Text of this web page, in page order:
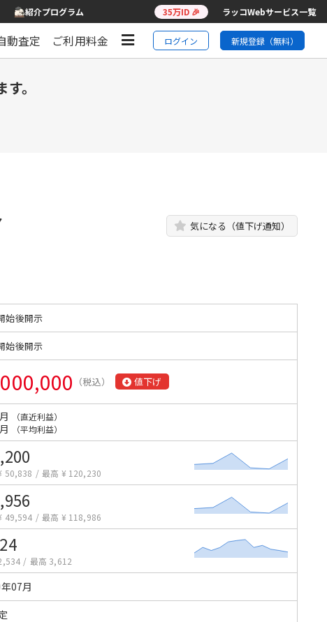
紹介プログラム 35万ID 🎉 ラッコWebサービス一覧
動査定 ご利用料金 ログイン 新規登録（無料）
。
気になる（値下げ通知）
始後開示
始後開示
（税込） 値下げ
（直近利益）
（平均利益）
50,838 / 最高 ¥ 120,230
49,594 / 最高 ¥ 118,986
/ 最高 3,612
07月